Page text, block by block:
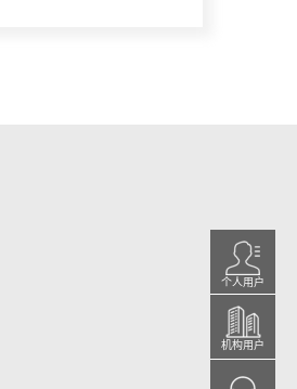
个人用户
机构用户